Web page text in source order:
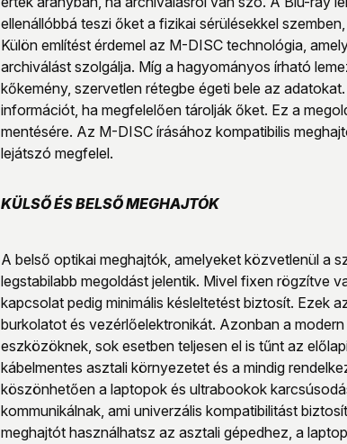
ellenállóbbá teszi őket a fizikai sérülésekkel
Külön említést érdemel az M-DISC technológia,
archiválást szolgálja. Míg a hagyományos írható
kőkemény, szervetlen rétegbe égeti bele az
információt, ha megfelelően tárolják őket. Ez a
mentésére. Az M-DISC írásához kompatibilis
lejátszó megfelel.
KÜLSŐ ÉS BELSŐ MEGHAJTÓK
A belső optikai meghajtók, amelyeket közvetlenül a
legstabilabb megoldást jelentik. Mivel fixen rögzítve
kapcsolat pedig minimális késleltetést biztosít. Ezek
burkolatot és vezérlőelektronikát. Azonban a
eszközöknek, sok esetben teljesen el is tűnt az
kábelmentes asztali környezetet és a mindig
köszönhetően a laptopok és ultrabookok
kommunikálnak, ami univerzális kompatibilitást
meghajtót használhatsz az asztali gépedhez, a